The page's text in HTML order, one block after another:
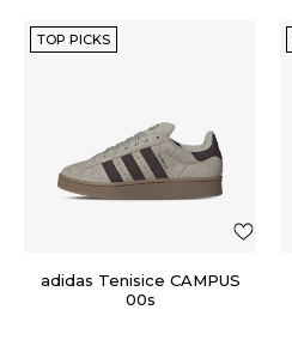
TOP PICKS
adidas Tenisice CAMPUS
00s